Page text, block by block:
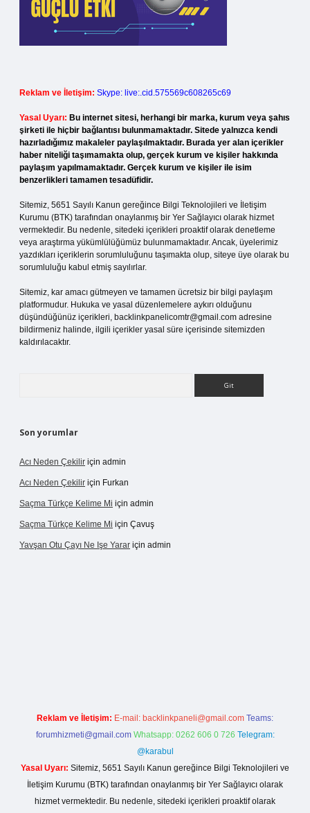
Reklam ve İletişim: Skype: live:.cid.575569c608265c69
Yasal Uyarı: Bu internet sitesi, herhangi bir marka, kurum veya şahıs
şirketi ile hiçbir bağlantısı bulunmamaktadır. Sitede yalnızca kendi
hazırladığımız makaleler paylaşılmaktadır. Burada yer alan içerikler
haber niteliği taşımamakta olup, gerçek kurum ve kişiler hakkında
paylaşım yapılmamaktadır. Gerçek kurum ve kişiler ile isim
benzerlikleri tamamen tesadüfidir.
Sitemiz, 5651 Sayılı Kanun gereğince Bilgi Teknolojileri ve İletişim
Kurumu (BTK) tarafından onaylanmış bir Yer Sağlayıcı olarak hizmet
vermektedir. Bu nedenle, sitedeki içerikleri proaktif olarak denetleme
veya araştırma yükümlülüğümüz bulunmamaktadır. Ancak, üyelerimiz
yazdıkları içeriklerin sorumluluğunu taşımakta olup, siteye üye olarak bu
sorumluluğu kabul etmiş sayılırlar.
Sitemiz, kar amacı gütmeyen ve tamamen ücretsiz bir bilgi paylaşım
platformudur. Hukuka ve yasal düzenlemelere aykırı olduğunu
düşündüğünüz içerikleri, backlinkpanelicomtr@gmail.com adresine
bildirmeniz halinde, ilgili içerikler yasal süre içerisinde sitemizden
kaldırılacaktır.
Son yorumlar
Acı Neden Çekilir için admin
Acı Neden Çekilir için Furkan
Saçma Türkçe Kelime Mi için admin
Saçma Türkçe Kelime Mi için Çavuş
Yavşan Otu Çayı Ne Işe Yarar için admin
Reklam ve İletişim: E-mail: backlinkpaneli@gmail.com Teams:
forumhizmeti@gmail.com Whatsapp: 0262 606 0 726 Telegram:
@karabul
Yasal Uyarı: Sitemiz, 5651 Sayılı Kanun gereğince Bilgi Teknolojileri ve
İletişim Kurumu (BTK) tarafından onaylanmış bir Yer Sağlayıcı olarak
hizmet vermektedir. Bu nedenle, sitedeki içerikleri proaktif olarak